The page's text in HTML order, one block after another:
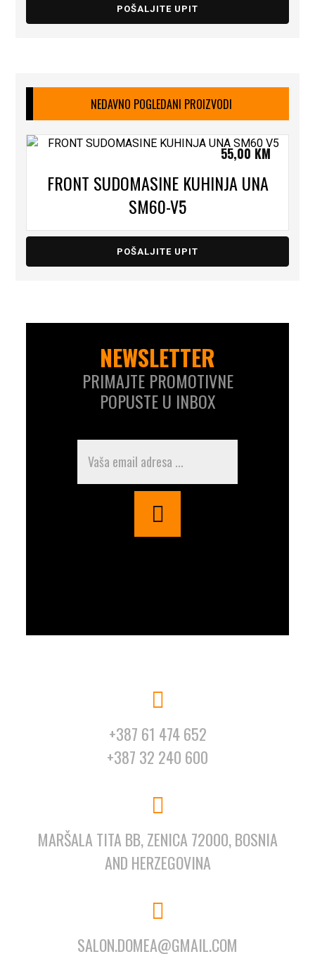
POŠALJITE UPIT
NEDAVNO POGLEDANI PROIZVODI
FRONT SUDOMASINE KUHINJA UNA
SM60-V5
55,00KM
POŠALJITE UPIT
NEWSLETTER
PRIMAJTE PROMOTIVNE
POPUSTE U INBOX
+387 61 474 652
+387 32 240 600
MARŠALA TITA BB, ZENICA 72000, BOSNIA
AND HERZEGOVINA
SALON.DOMEA@GMAIL.COM